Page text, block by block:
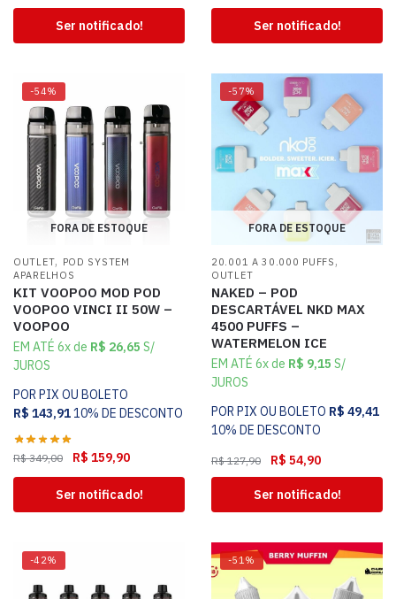
Ser notificado! Ser notificado!
-54%
FORA DE ESTOQUE
OUTLET, POD SYSTEM
APARELHOS
KIT VOOPOO MOD POD
VOOPOO VINCI II 50W –
VOOPOO
EM ATÉ 6x de R$ 26,65 S/
JUROS
POR PIX OU BOLETO
R$ 143,9110% DE DESCONTO
R$349,00 R$ 159,90
Ser notificado!
-57%
FORA DE ESTOQUE
20.001 A 30.000 PUFFS ,
OUTLET
NAKED – POD
DESCARTÁVEL NKD MAX
4500 PUFFS –
WATERMELON ICE
EM ATÉ 6x de R$ 9,15 S/
JUROS
POR PIX OU BOLETO R$ 49,41
10% DE DESCONTO
R$127,90 R$ 54,90
Ser notificado!
-42% -51%